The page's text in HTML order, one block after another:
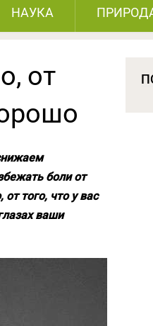
НАУКА
от
боли от
того, что у вас
ваши